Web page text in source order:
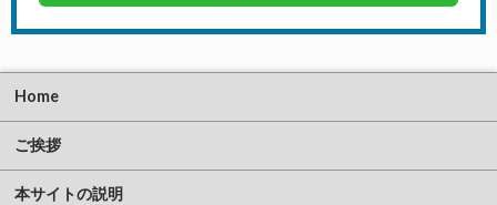
Home
ご挨拶
本サイトの説明